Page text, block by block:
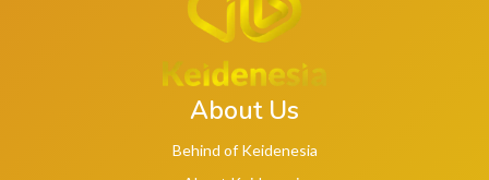
About Us
Behind of Keidenesia